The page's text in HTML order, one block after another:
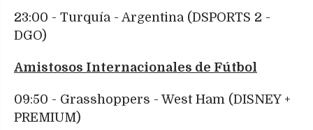
23:00 - Turquía - Argentina (DSPORTS 2 -
DGO)
Amistosos Internacionales de Fútbol
09:50 - Grasshoppers - West Ham (DISNEY +
PREMIUM)